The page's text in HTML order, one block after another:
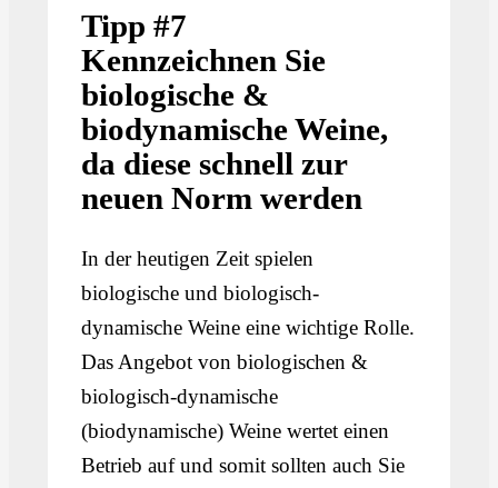
Tipp #7
Kennzeichnen Sie
biologische &
biodynamische Weine,
da diese schnell zur
neuen Norm werden
In der heutigen Zeit spielen
biologische und biologisch-
dynamische Weine eine wichtige Rolle.
Das Angebot von biologischen &
biologisch-dynamische
(biodynamische) Weine wertet einen
Betrieb auf und somit sollten auch Sie